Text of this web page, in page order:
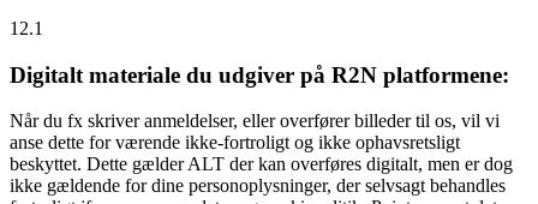
12.1
Digitalt materiale du udgiver på R2N platformene:
Når du fx skriver anmeldelser, eller overfører billeder til os, vil vi
anse dette for værende ikke-fortroligt og ikke ophavsretsligt
beskyttet. Dette gælder ALT der kan overføres digitalt, men er dog
ikke gældende for dine personoplysninger, der selvsagt behandles